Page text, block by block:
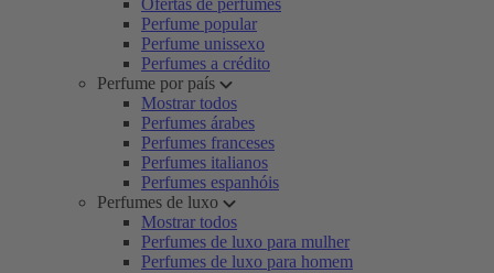
Ofertas de perfumes
Perfume popular
Perfume unissexo
Perfumes a crédito
Perfume por país
Mostrar todos
Perfumes árabes
Perfumes franceses
Perfumes italianos
Perfumes espanhóis
Perfumes de luxo
Mostrar todos
Perfumes de luxo para mulher
Perfumes de luxo para homem